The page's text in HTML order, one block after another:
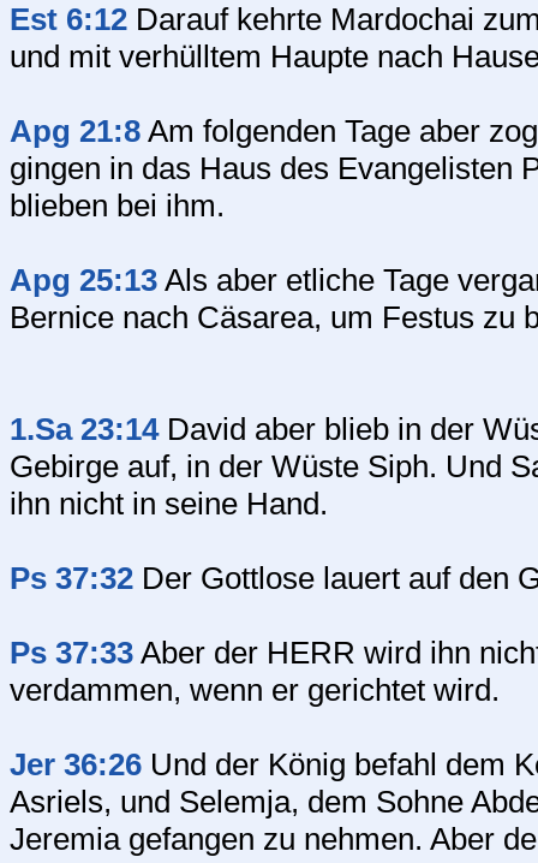
Est 6:12 Darauf kehrte Mardochai
und mit verhülltem Haupte nach
Apg 21:8 Am folgenden Tage aber
gingen in das Haus des Evangelisten
blieben bei ihm.
Apg 25:13 Als aber etliche Tage
Bernice nach Cäsarea, um Festus zu
1.Sa 23:14David aber blieb in der
Gebirge auf, in der Wüste Siph. Und
ihn nicht in seine Hand.
Ps 37:32 Der Gottlose lauert auf den
Ps 37:33 Aber der HERR wird ihn
verdammen, wenn er gerichtet wird.
Jer 36:26 Und der König befahl dem
Asriels, und Selemja, dem Sohne
Jeremia gefangen zu nehmen. Aber